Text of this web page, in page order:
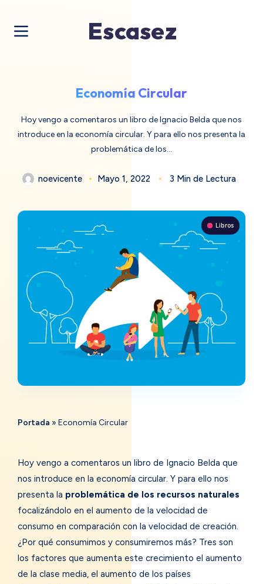
Escasez
Economía Circular
Hoy vengo a comentaros un libro de Ignacio Belda que nos
introduce en la economía circular. Y para ello nos presenta la
problemática de los…
noevicente Mayo 1, 2022 3 Min de Lectura
Libros
Portada » Economía Circular
Hoy vengo a comentaros un libro de Ignacio Belda que
nos introduce en la economía circular. Y para ello nos
presenta la problemática de los recursos naturales
focalizándolo en el aumento de la velocidad de
consumo en comparación con la velocidad de creación.
¿Por qué consumimos y consumiremos más? Tres son
los factores que aumenta este crecimiento el aumento
de la clase media, el aumento de los países